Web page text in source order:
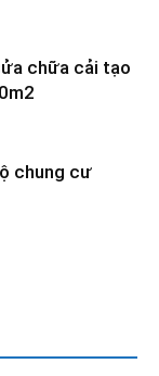
chữa cải tạo
chung cư